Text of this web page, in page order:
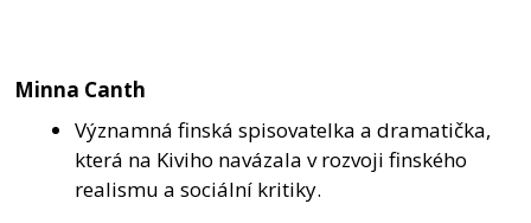
Minna Canth
Významná finská spisovatelka a dramatička,
která na Kiviho navázala v rozvoji finského
realismu a sociální kritiky.